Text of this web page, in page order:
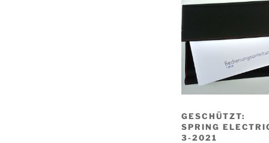
GESCHÜTZT:
SPRING
3-2021